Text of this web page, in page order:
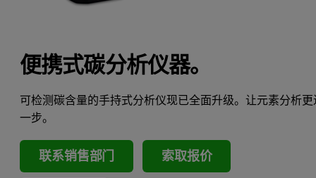
便携式碳分析仪器。
可检测碳含量的手持式分析仪现已全面升级。让元素分析更
一步。
联系销售部门 索取报价